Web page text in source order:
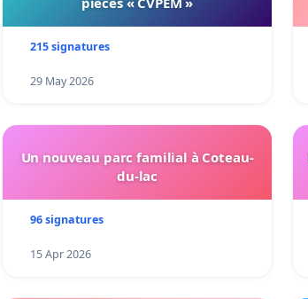
215 signatures
29 May 2026
Un nouveau parc familial à Coteau-
du-lac
96 signatures
15 Apr 2026